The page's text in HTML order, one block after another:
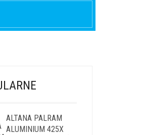
ALTANA PALRAM
ALUMINIUM 425X